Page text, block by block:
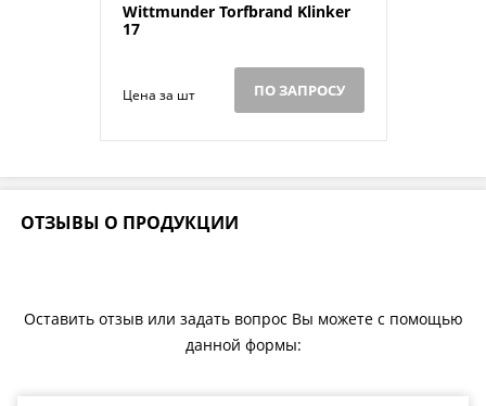
Wittmunder Torfbrand Klinker
17
Цена за шт ПО ЗАПРОСУ
ОТЗЫВЫ О ПРОДУКЦИИ
Оставить отзыв или задать вопрос Вы можете с помощью
данной формы: